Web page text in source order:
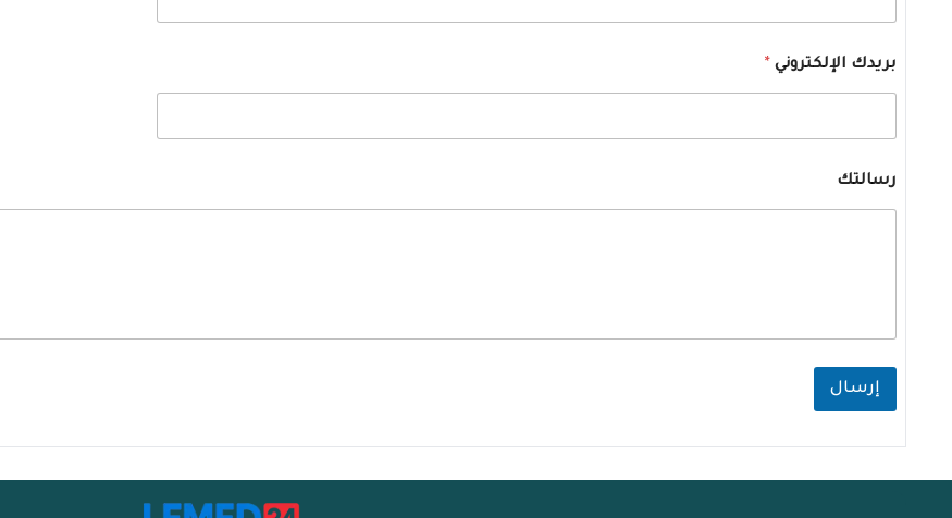
ل
إ
ر
و
ن
ت
بريدك الإلكتروني *
رسالتك
إرسال